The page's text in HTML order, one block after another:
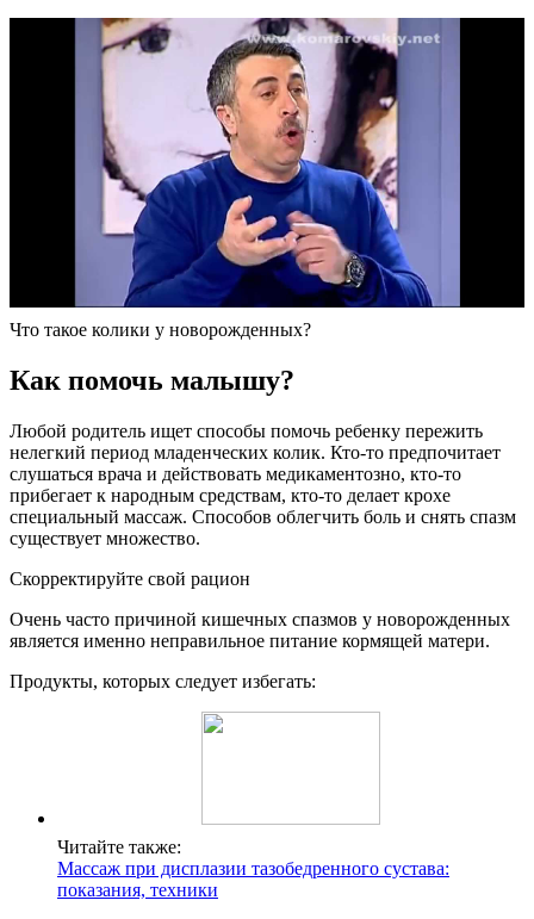
Что такое колики у новорожденных?
Как помочь малышу?
Любой родитель ищет способы помочь ребенку пережить
нелегкий период младенческих колик. Кто-то предпочитает
слушаться врача и действовать медикаментозно, кто-то
прибегает к народным средствам, кто-то делает крохе
специальный массаж. Способов облегчить боль и снять спазм
существует множество.
Скорректируйте свой рацион
Очень часто причиной кишечных спазмов у новорожденных
является именно неправильное питание кормящей матери.
Продукты, которых следует избегать:
Читайте также:
Массаж при дисплазии тазобедренного сустава:
показания, техники